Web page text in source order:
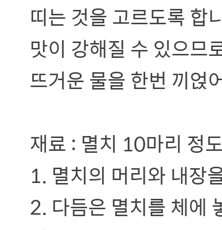
띠는 것을 고르도록 합
맛이 강해질 수 있으므
뜨거운 물을 한번 끼얹
재료 : 멸치 10마리 정
1. 멸치의 머리와 내장
2. 다듬은 멸치를 체에